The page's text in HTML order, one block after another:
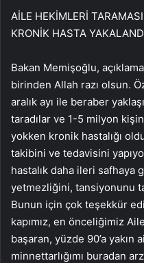
AİLE HEKİMLERİ
KRONİK HASTA
Bakan Memişoğlu,
birinden Allah razı olsun.
aralık ayı ile beraber
taradılar ve 1-5 milyon
yokken kronik hastalığı
takibini ve tedavisini
hastalık daha ileri safhaya
yetmezliğini, tansiyonunu
Bunun için çok teşekkür
kapımız, en önceliğimiz
başaran, yüzde 90’a yakın
minnettarlığımı buradan